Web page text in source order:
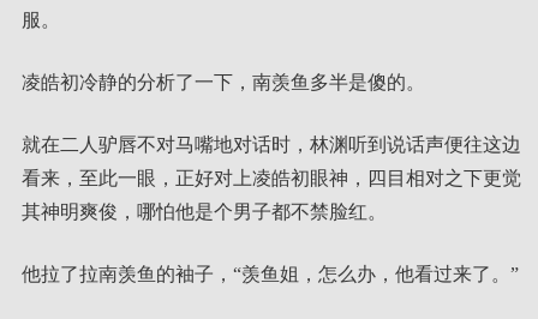
服。
凌皓初冷静的分析了一下，南羡鱼多半是傻的。
就在二人驴唇不对马嘴地对话时，林渊听到说话声便往这边
看来，至此一眼，正好对上凌皓初眼神，四目相对之下更觉
其神明爽俊，哪怕他是个男子都不禁脸红。
他拉了拉南羡鱼的袖子，“羡鱼姐，怎么办，他看过来了。”